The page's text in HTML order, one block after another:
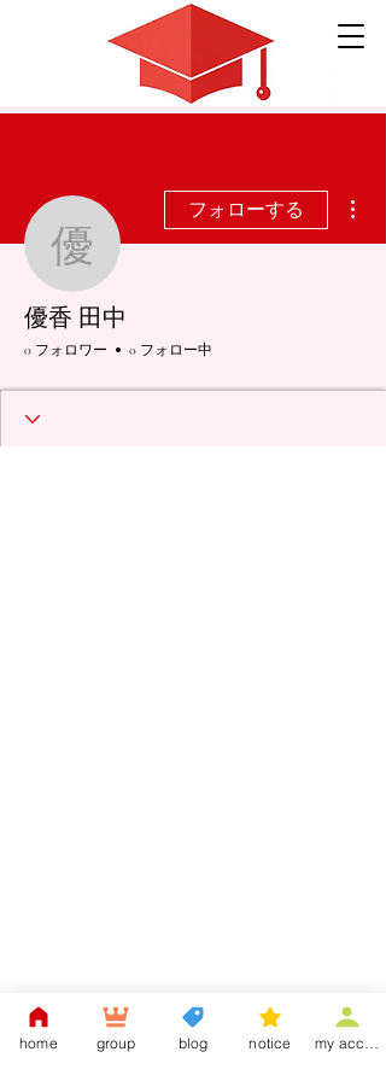
優香 田中
フォローする
優香 田中
0 フォロワー 0 フォロー中
home group blog notice